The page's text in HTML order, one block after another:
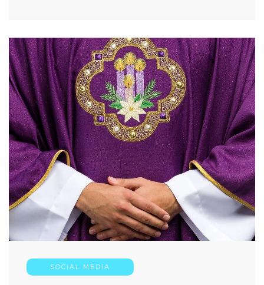
SOCIAL MEDIA